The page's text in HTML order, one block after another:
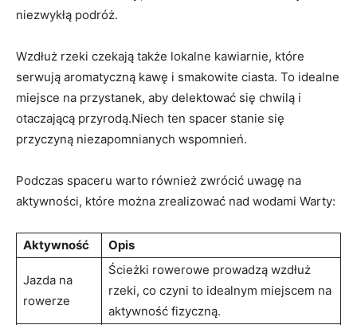
niezwykłą‌ podróż.
Wzdłuż rzeki czekają także lokalne‌ kawiarnie, które
serwują aromatyczną kawę i smakowite ciasta. To idealne
miejsce na przystanek, aby delektować się chwilą i
otaczającą przyrodą.Niech ten spacer stanie się
przyczyną niezapomnianych⁤ wspomnień.
Podczas ⁣spaceru warto również zwrócić uwagę na
aktywności, które można zrealizować nad wodami Warty:
Aktywność Opis
Jazda na
rowerze
Ścieżki rowerowe prowadzą wzdłuż
rzeki, co czyni to idealnym miejscem na
aktywność fizyczną.